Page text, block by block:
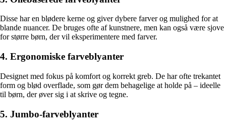
Disse har en blødere kerne og giver dybere farver og mulighed for at
blande nuancer. De bruges ofte af kunstnere, men kan også være sjove
for større børn, der vil eksperimentere med farver.
4. Ergonomiske farveblyanter
Designet med fokus på komfort og korrekt greb. De har ofte trekantet
form og blød overflade, som gør dem behagelige at holde på – ideelle
til børn, der øver sig i at skrive og tegne.
5. Jumbo-farveblyanter